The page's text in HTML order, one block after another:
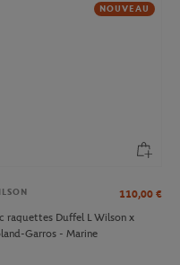
NOUVEAU
110,00 €
raquettes Duffel L Wilson x
Garros - Marine